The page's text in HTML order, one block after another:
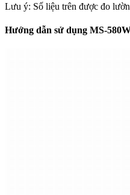
Lưu ý: Số liệu trên được đo
Hướng dẫn sử dụng MS-